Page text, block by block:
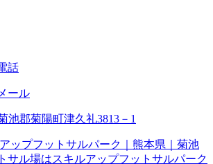
池郡菊陽町津久礼3813－1
ップフットサルパーク｜熊本県｜菊池
サル場はスキルアップフットサルパーク